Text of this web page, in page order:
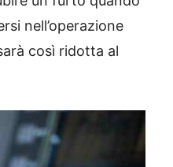
nell’operazione
così ridotta al